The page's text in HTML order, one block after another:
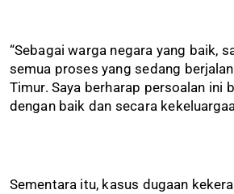
“Sebagai warga negara yang baik,
semua proses yang sedang
Timur. Saya berharap persoalan ini
dengan baik dan secara
Sementara itu, kasus dugaan